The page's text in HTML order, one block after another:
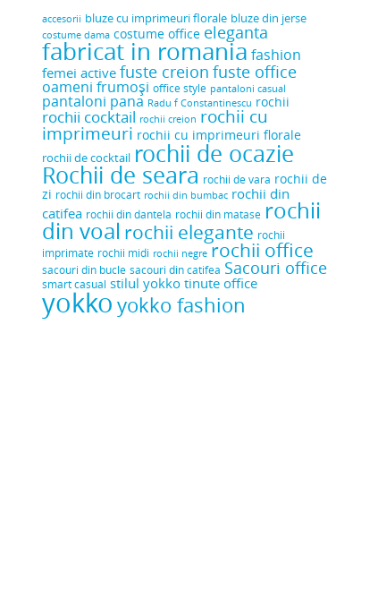
accesorii bluze cu imprimeuri florale bluze din jerse
costume dama costume office eleganta
fabricat in romania fashion
femei active fuste creion fuste office
oameni frumoși office style pantaloni casual
pantaloni pana Radu f Constantinescu rochii
rochii cocktail rochii creion rochii cu
imprimeuri rochii cu imprimeuri florale
rochii de cocktail rochii de ocazie
Rochii de seara rochii de vara rochii de
zi rochii din brocart rochii din bumbac rochii din
catifea rochii din dantela rochii din matase rochii
din voal rochii elegante rochii
imprimate rochii midi rochii negre rochii office
sacouri din bucle sacouri din catifea Sacouri office
smart casual stilul yokko tinute office
yokko yokko fashion